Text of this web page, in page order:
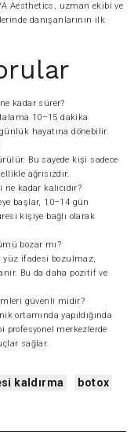
Aesthetics, uzman ekibi ve
danışanlarının ilk
ne kadar sürer?
10–15 dakika
hayatına dönebilir.
Bu sayede kişi sadece
ağrısızdır.
kadar kalıcıdır?
başlar, 10–14 gün
kişiye bağlı olarak
bozar mı?
yüz ifadesi bozulmaz,
Bu da daha pozitif ve
güvenli midir?
ortamında yapıldığında
profesyonel merkezlerde
sağlar.
kaldırma
botox